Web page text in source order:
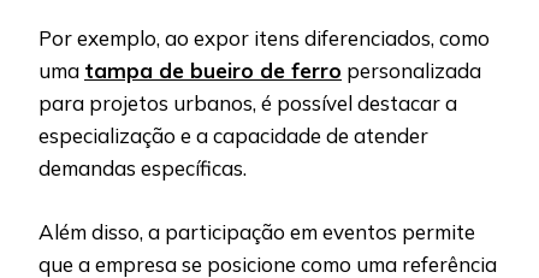
Por exemplo, ao expor itens diferenciados, como
uma tampa de bueiro de ferro personalizada
para projetos urbanos, é possível destacar a
especialização e a capacidade de atender
demandas específicas.
Além disso, a participação em eventos permite
que a empresa se posicione como uma referência